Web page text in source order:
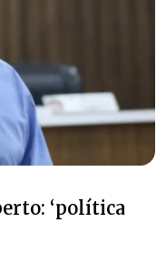
‘política